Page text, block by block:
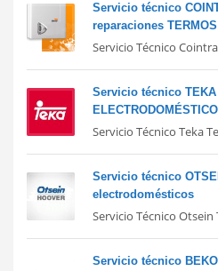
Servicio técnico
reparaciones
Servicio Técnico
Servicio técnico
Servicio Técnico Teka
Servicio técnico
electrodomésticos
Servicio Técnico Otsein
Servicio técnico